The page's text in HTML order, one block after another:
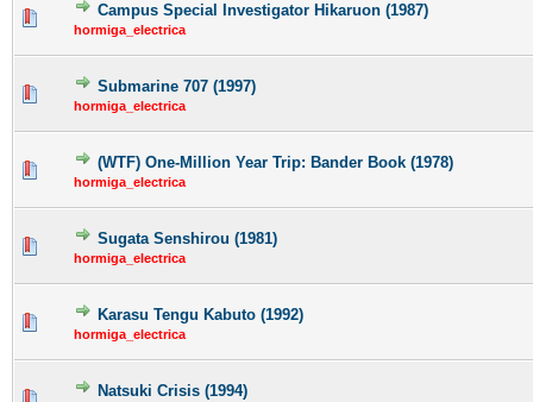
Campus Special Investigator Hikaruon (1987)
hormiga_electrica
Submarine 707 (1997)
hormiga_electrica
(WTF) One-Million Year Trip: Bander Book (1978)
hormiga_electrica
Sugata Senshirou (1981)
hormiga_electrica
Karasu Tengu Kabuto (1992)
hormiga_electrica
Natsuki Crisis (1994)